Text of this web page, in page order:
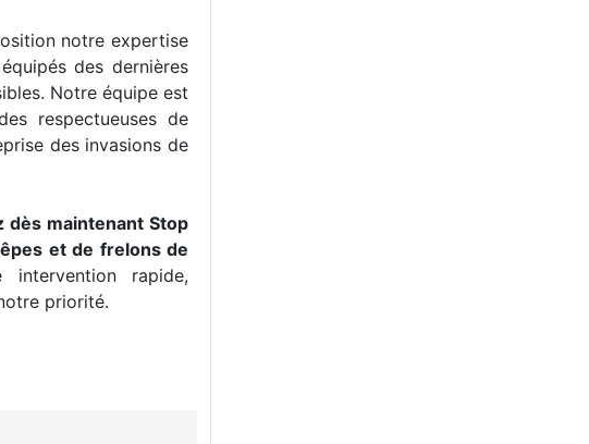
notre expertise
des dernières
Notre équipe est
respectueuses de
des invasions de
dès maintenant Stop
et de frelons de
rapide,
priorité.